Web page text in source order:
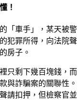
！
「車手」，某天被警
犯罪所得，向法院聲
房子。
只剩下幾百塊錢，而
與詐騙案的關聯性。
請扣押，但檢察官並